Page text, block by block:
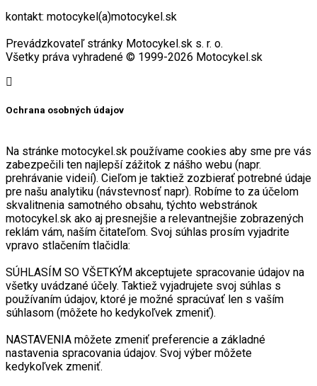
kontakt: motocykel(a)motocykel.sk
Prevádzkovateľ stránky Motocykel.sk s. r. o.
Všetky práva vyhradené © 1999-2026 Motocykel.sk
Ochrana osobných údajov
Na stránke motocykel.sk používame cookies aby sme pre vás
zabezpečili ten najlepší zážitok z nášho webu (napr.
prehrávanie videií). Cieľom je taktiež zozbierať potrebné údaje
pre našu analytiku (návstevnosť napr). Robíme to za účelom
skvalitnenia samotného obsahu, týchto webstránok
motocykel.sk ako aj presnejšie a relevantnejšie zobrazených
reklám vám, naším čitateľom. Svoj súhlas prosím vyjadrite
vpravo stlačením tlačidla:
SÚHLASÍM SO VŠETKÝM akceptujete spracovanie údajov na
všetky uvádzané účely. Taktiež vyjadrujete svoj súhlas s
používaním údajov, ktoré je možné spracúvať len s vaším
súhlasom (môžete ho kedykoľvek zmeniť).
NASTAVENIA môžete zmeniť preferencie a základné
nastavenia spracovania údajov. Svoj výber môžete
kedykoľvek zmeniť.